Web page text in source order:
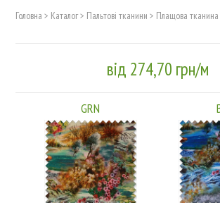
Головна > Каталог> Пальтові тканини > Плащова тканина
від 274,70 грн/м
GRN